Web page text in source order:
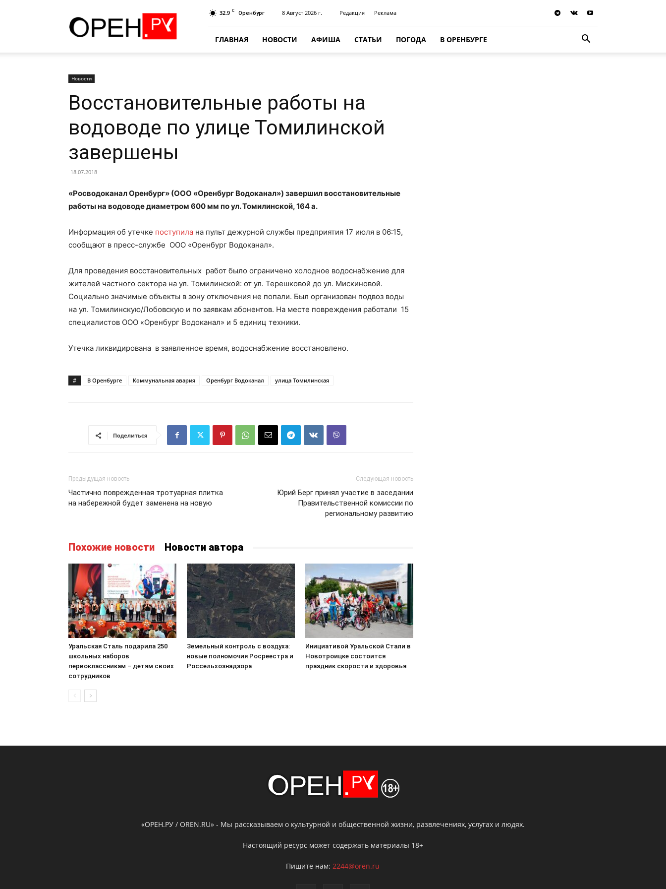
32.9 C Оренбург 8 Август 2026 г. Редакция Реклама
ГЛАВНАЯ НОВОСТИ АФИША СТАТЬИ ПОГОДА В ОРЕНБУРГЕ
Новости
Восстановительные работы на
водоводе по улице Томилинской
завершены
18.07.2018
«Росводоканал Оренбург» (ООО «Оренбург Водоканал») завершил восстановительные
работы на водоводе диаметром 600 мм по ул. Томилинской, 164 а.
Информация об утечке поступила на пульт дежурной службы предприятия 17 июля в 06:15,
сообщают в пресс-службе ООО «Оренбург Водоканал».
Для проведения восстановительных работ было ограничено холодное водоснабжение для
жителей частного сектора на ул. Томилинской: от ул. Терешковой до ул. Мискиновой.
Социально значимые объекты в зону отключения не попали. Был организован подвоз воды
на ул. Томилинскую/Лобовскую и по заявкам абонентов. На месте повреждения работали 15
специалистов ООО «Оренбург Водоканал» и 5 единиц техники.
Утечка ликвидирована в заявленное время, водоснабжение восстановлено.
# В Оренбурге Коммунальная авария Оренбург Водоканал улица Томилинская
Поделиться
Предыдущая новость
Частично поврежденная тротуарная плитка
на набережной будет заменена на новую
Следующая новость
Юрий Берг принял участие в заседании
Правительственной комиссии по
региональному развитию
Похожие новости Новости автора
Уральская Сталь подарила 250
школьных наборов
первоклассникам – детям своих
сотрудников
Земельный контроль с воздуха:
новые полномочия Росреестра и
Россельхознадзора
Инициативой Уральской Стали в
Новотроицке состоится
праздник скорости и здоровья
«ОРЕН.РУ / OREN.RU» - Мы рассказываем о культурной и общественной жизни, развлечениях, услугах и людях.
Настоящий ресурс может содержать материалы 18+
Пишите нам:2244@oren.ru